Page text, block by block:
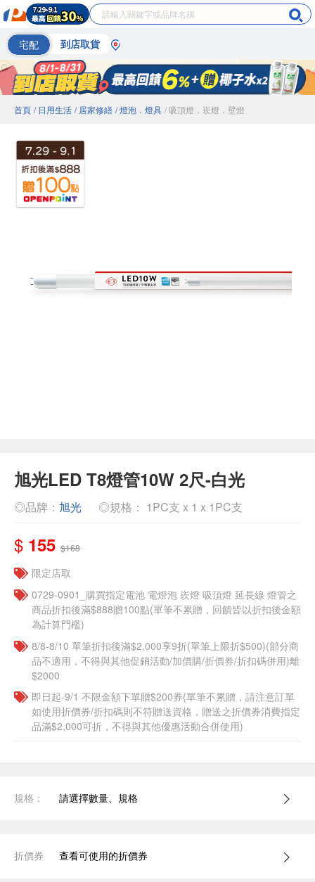
宅配 到店取貨
首頁 / 日用生活 / 居家修繕 / 燈泡．燈具 / 吸頂燈．崁燈．壁燈
旭光LED T8燈管10W 2尺-白光
◎品牌： 旭光 ◎規格： 1PC支 x 1 x 1PC支
$ 155 $168
限定店取
0729-0901_購買指定電池 電燈泡 崁燈 吸頂燈 延長線 燈管之
商品折扣後滿$888贈100點(單筆不累贈，回饋皆以折扣後金額
為計算門檻)
8/8-8/10 單筆折扣後滿$2,000享9折(單筆上限折$500)(部分商
品不適用，不得與其他促銷活動/加價購/折價券/折扣碼併用)離
$2000
即日起-9/1 不限金額下單贈$200券(單筆不累贈，請注意訂單
如使用折價券/折扣碼則不符贈送資格，贈送之折價券消費指定
品滿$2,000可折，不得與其他優惠活動合併使用)
規格： 請選擇數量、規格
折價券 查看可使用的折價券